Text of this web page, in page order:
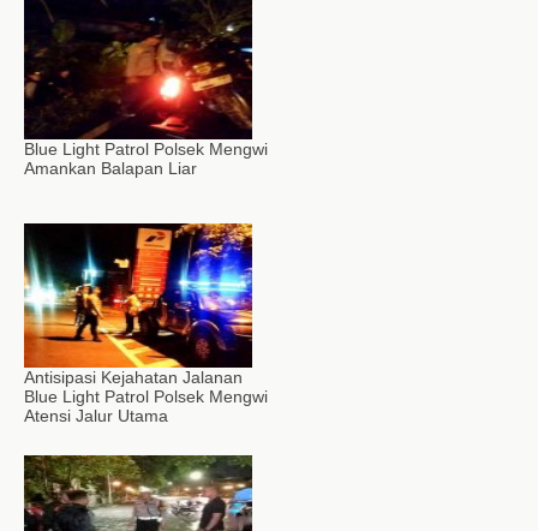
Blue Light Patrol Polsek Mengwi
Amankan Balapan Liar
Antisipasi Kejahatan Jalanan
Blue Light Patrol Polsek Mengwi
Atensi Jalur Utama